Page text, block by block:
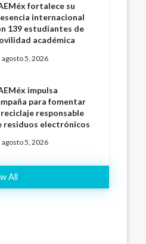
fortalece su
internacional
139 estudiantes de
académica
agosto 5, 2026
impulsa
para fomentar
responsable
residuos electrónicos
agosto 5, 2026
All